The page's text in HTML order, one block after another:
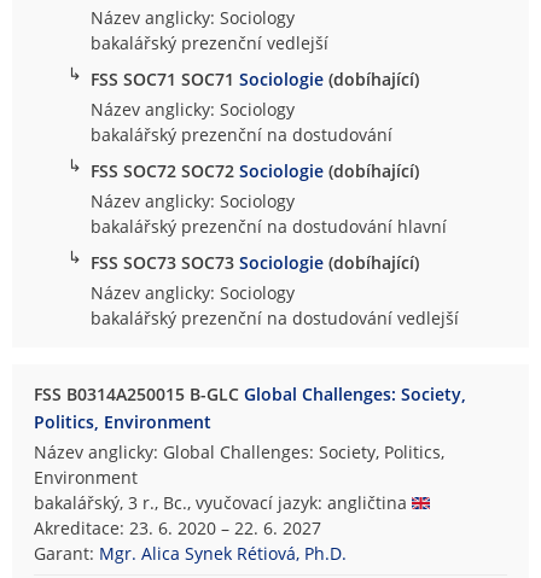
Název anglicky: Sociology
bakalářský prezenční vedlejší
↳ FSS SOC71 SOC71Sociologie (dobíhající)
Název anglicky: Sociology
bakalářský prezenční na dostudování
↳ FSS SOC72 SOC72Sociologie (dobíhající)
Název anglicky: Sociology
bakalářský prezenční na dostudování hlavní
↳ FSS SOC73 SOC73Sociologie (dobíhající)
Název anglicky: Sociology
bakalářský prezenční na dostudování vedlejší
FSS B0314A250015 B-GLCGlobal Challenges: Society,
Politics, Environment
Název anglicky: Global Challenges: Society, Politics,
Environment
bakalářský, 3 r., Bc., vyučovací jazyk: angličtina
Akreditace: 23. 6. 2020 – 22. 6. 2027
Garant: Mgr. Alica Synek Rétiová, Ph.D.